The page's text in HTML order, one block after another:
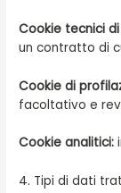
Cookie tecnici
un contratto di
Cookie di
facoltativo e
Cookie analitici:
4. Tipi di dati